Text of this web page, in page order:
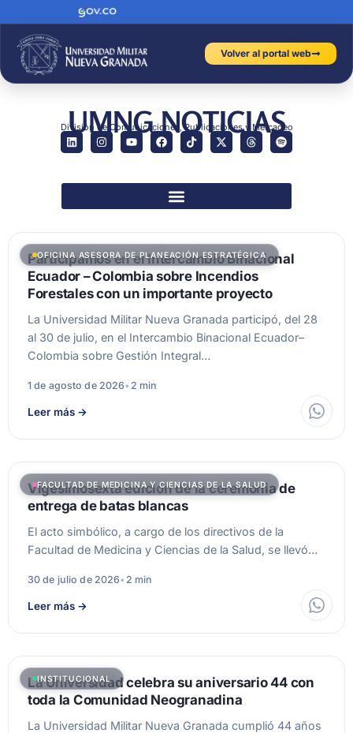
Volver al portal web
UMNG NOTICIAS
División de Comunicaciones, Publicaciones y Mercadeo
OFICINA ASESORA DE PLANEACIÓN ESTRATÉGICA
Participamos en el Intercambio Binacional
Ecuador – Colombia sobre Incendios
Forestales con un importante proyecto
La Universidad Militar Nueva Granada participó, del 28
al 30 de julio, en el Intercambio Binacional Ecuador–
Colombia sobre Gestión Integral…
1 de agosto de 2026• 2 min
Leer más →
FACULTAD DE MEDICINA Y CIENCIAS DE LA SALUD
Vigesimosexta edición de la ceremonia de
entrega de batas blancas
El acto simbólico, a cargo de los directivos de la
Facultad de Medicina y Ciencias de la Salud, se llevó…
30 de julio de 2026• 2 min
Leer más →
INSTITUCIONAL
La Universidad celebra su aniversario 44 con
toda la Comunidad Neogranadina
La Universidad Militar Nueva Granada cumplió 44 años